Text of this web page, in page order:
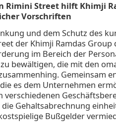
Rimini Street hilft Khimji
Vorschriften
und dem Schutz des
der Khimji Ramdas Group
im Bereich der
bewältigen, die mit den
Gemeinsam
es dem Unternehmen
verschiedenen
Gehaltsabrechnung
Bußgelder